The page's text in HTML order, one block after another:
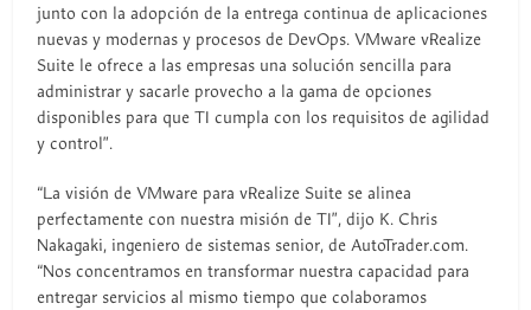
junto con la adopción de la entrega continua de aplicaciones
nuevas y modernas y procesos de DevOps. VMware vRealize
Suite le ofrece a las empresas una solución sencilla para
administrar y sacarle provecho a la gama de opciones
disponibles para que TI cumpla con los requisitos de agilidad
y control”.
“La visión de VMware para vRealize Suite se alinea
perfectamente con nuestra misión de TI”, dijo K. Chris
Nakagaki, ingeniero de sistemas senior, de AutoTrader.com.
“Nos concentramos en transformar nuestra capacidad para
entregar servicios al mismo tiempo que colaboramos